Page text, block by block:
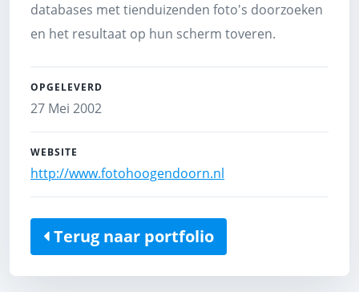
databases met tienduizenden foto's doorzoeken
en het resultaat op hun scherm toveren.
OPGELEVERD
27 Mei 2002
WEBSITE
http://www.fotohoogendoorn.nl
Terug naar portfolio